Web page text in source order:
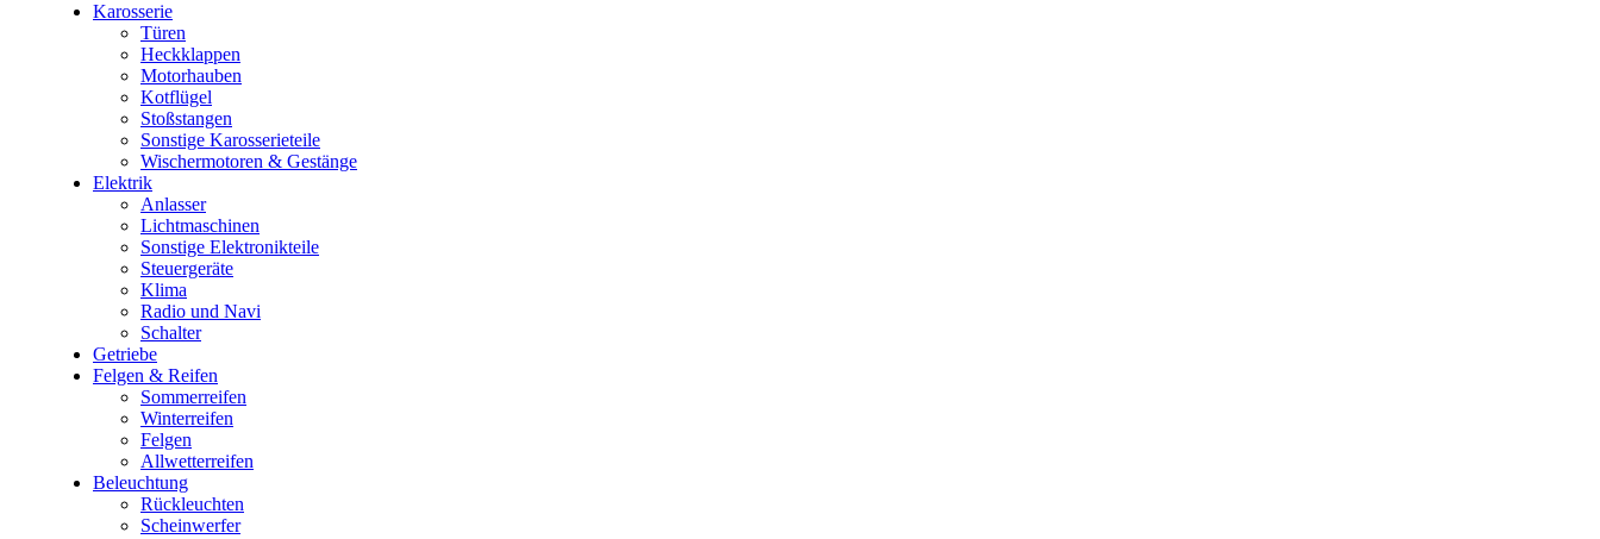
Karosserie
Türen
Heckklappen
Motorhauben
Kotflügel
Stoßstangen
Sonstige Karosserieteile
Wischermotoren & Gestänge
Elektrik
Anlasser
Lichtmaschinen
Sonstige Elektronikteile
Steuergeräte
Klima
Radio und Navi
Schalter
Getriebe
Felgen & Reifen
Sommerreifen
Winterreifen
Felgen
Allwetterreifen
Beleuchtung
Rückleuchten
Scheinwerfer